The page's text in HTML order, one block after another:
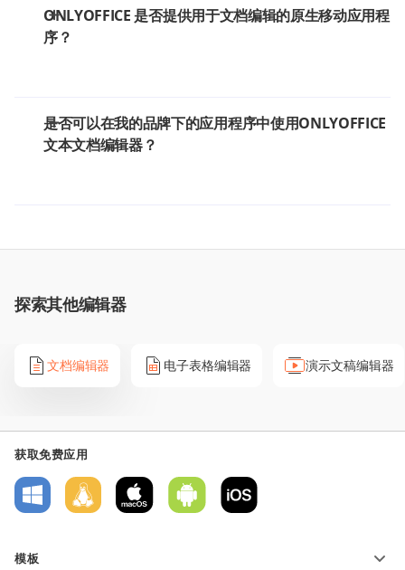
ONLYOFFICE 是否提供用于文档编辑的原生移动应用程
序？
是否可以在我的品牌下的应用程序中使用ONLYOFFICE
文本文档编辑器？
探索其他编辑器
文档编辑器 电子表格编辑器 演示文稿编辑器
获取免费应用
模板